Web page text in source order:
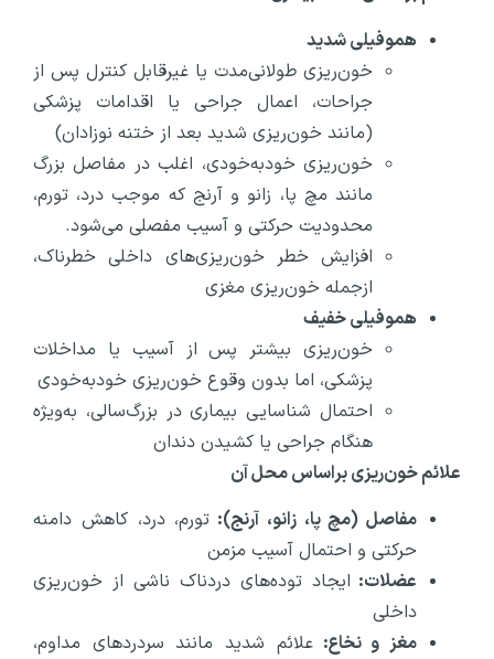
هموفیلی شدید
خون‌ریزی طولانی‌مدت یا غیرقابل ‌کنترل پس از
جراحات، اعمال جراحی یا اقدامات پزشکی
(مانند خون‌ریزی شدید بعد از ختنه نوزادان)
خون‌ریزی خودبه‌خودی، اغلب در مفاصل بزرگ
مانند مچ پا، زانو و آرنج که موجب درد، تورم،
محدودیت حرکتی و آسیب مفصلی می‌شود.
افزایش خطر خون‌ریزی‌های داخلی خطرناک،
ازجمله خون‌ریزی مغزی
هموفیلی خفیف
خون‌ریزی بیشتر پس از آسیب یا مداخلات
پزشکی، اما بدون وقوع خون‌ریزی خودبه‌خودی
احتمال شناسایی بیماری در بزرگ‌سالی، به‌ویژه
هنگام جراحی یا کشیدن دندان
علائم خون‌ریزی براساس محل آن
مفاصل (مچ پا، زانو، آرنج): تورم، درد، کاهش دامنه
حرکتی و احتمال آسیب مزمن
عضلات: ایجاد توده‌های دردناک ناشی از خون‌ریزی
داخلی
مغز و نخاع:علائم شدید مانند سردردهای مداوم،